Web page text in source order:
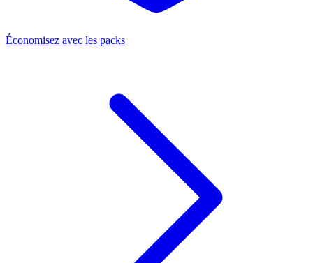
Économisez avec les packs